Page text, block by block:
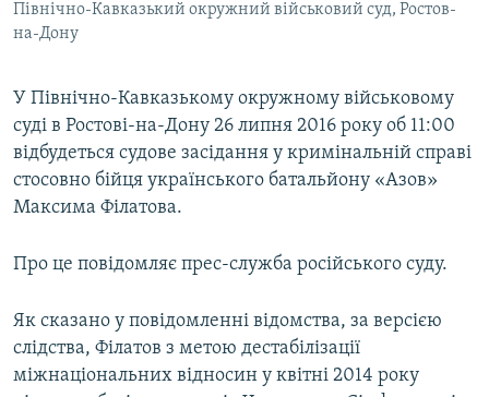
ІНФОГРАФІКА
ДОЛУЧАЙСЯ!
Усі сайти RFE/RL
Північно-Кавказький окружний військовий суд, Ростов-
на-Дону
У Північно-Кавказькому окружному військовому
суді в Ростові-на-Дону 26 липня 2016 року об 11:00
відбудеться судове засідання у кримінальній справі
стосовно бійця українського батальйону «Азов»
Максима Філатова.
Про це повідомляє прес-служба російського суду.
Як сказано у повідомленні відомства, за версією
слідства, Філатов з метою дестабілізації
міжнаціональних відносин у квітні 2014 року